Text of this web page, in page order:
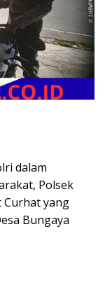
dalam
Polsek
Curhat yang
Bungaya